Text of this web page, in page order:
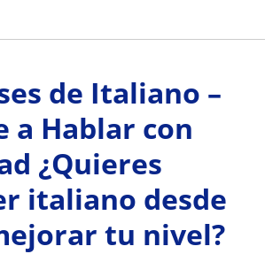
de Italiano –
a Hablar con
¿Quieres
italiano desde
tu nivel?